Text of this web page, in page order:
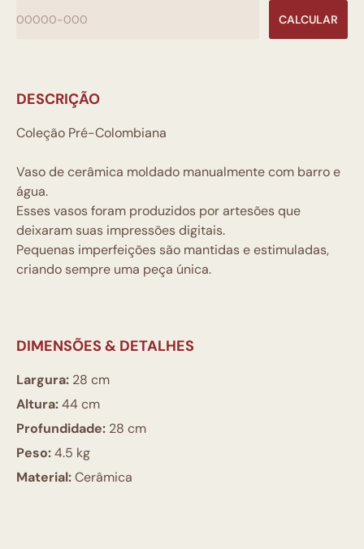
CALCULAR
DESCRIÇÃO
Coleção Pré-Colombiana
Vaso de cerâmica moldado manualmente com barro e
água.
Esses vasos foram produzidos por artesões que
deixaram suas impressões digitais.
Pequenas imperfeições são mantidas e estimuladas,
criando sempre uma peça única.
DIMENSÕES & DETALHES
Largura: 28 cm
Altura:44 cm
Profundidade: 28 cm
Peso:4.5 kg
Material:Cerâmica